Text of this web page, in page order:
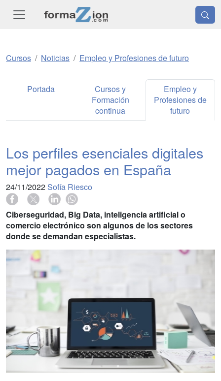
Cursos Noticias Empleo y Profesiones de futuro
Portada
Cursos y
Formación
continua
Empleo y
Profesiones de
futuro
Los perfiles esenciales digitales
mejor pagados en España
24/11/2022 Sofía Riesco
Ciberseguridad, Big Data, inteligencia artificial o
comercio electrónico son algunos de los sectores
donde se demandan especialistas.